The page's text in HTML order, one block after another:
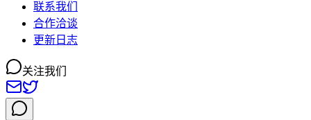
联系我们
合作洽谈
更新日志
关注我们